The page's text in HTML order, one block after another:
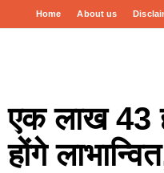
Home About us
एक लाख 43
होंगे